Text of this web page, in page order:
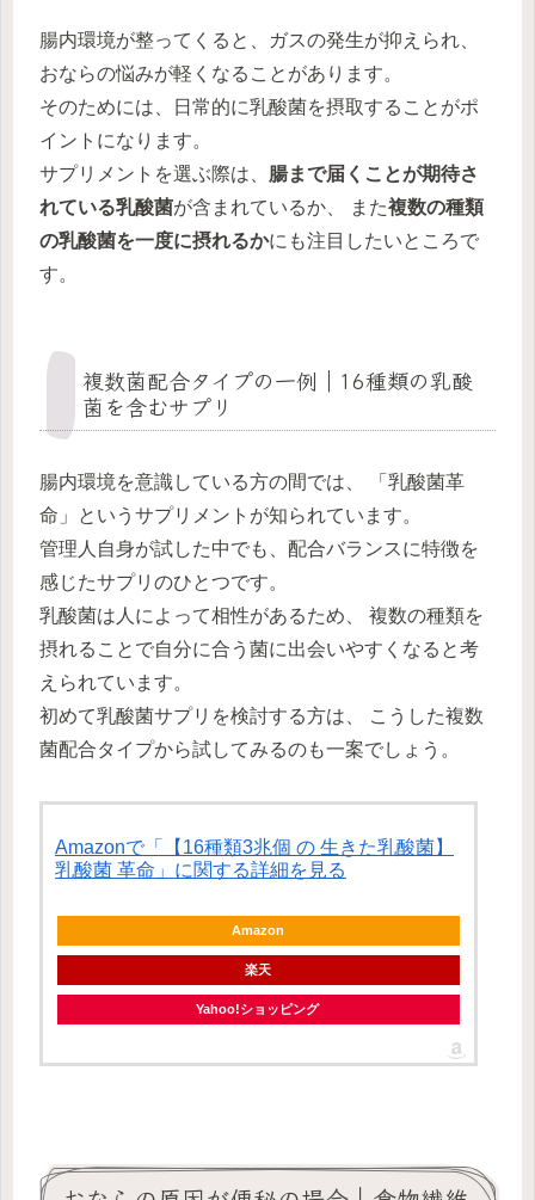
腸内環境が整ってくると、ガスの発生が抑えられ、
おならの悩みが軽くなることがあります。
そのためには、日常的に乳酸菌を摂取することがポ
イントになります。
サプリメントを選ぶ際は、 腸まで届くことが期待さ
れている乳酸菌が含まれているか、 また複数の種類
の乳酸菌を一度に摂れるかにも注目したいところで
す。
複数菌配合タイプの一例｜16種類の乳酸
菌を含むサプリ
腸内環境を意識している方の間では、 「乳酸菌革
命」というサプリメントが知られています。
管理人自身が試した中でも、配合バランスに特徴を
感じたサプリのひとつです。
乳酸菌は人によって相性があるため、 複数の種類を
摂れることで自分に合う菌に出会いやすくなると考
えられています。
初めて乳酸菌サプリを検討する方は、 こうした複数
菌配合タイプから試してみるのも一案でしょう。
Amazonで「【16種類3兆個 の 生きた乳酸菌】
乳酸菌 革命」に関する詳細を見る
Amazon
楽天
Yahoo!ショッピング